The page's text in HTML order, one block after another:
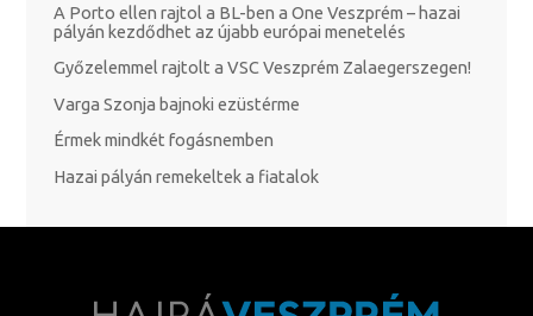
A Porto ellen rajtol a BL-ben a One Veszprém – hazai
pályán kezdődhet az újabb európai menetelés
Győzelemmel rajtolt a VSC Veszprém Zalaegerszegen!
Varga Szonja bajnoki ezüstérme
Érmek mindkét fogásnemben
Hazai pályán remekeltek a fiatalok